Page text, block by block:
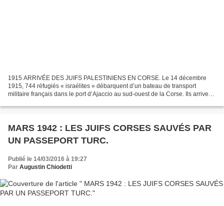
1915 ARRIVÉE DES JUIFS PALESTINIENS EN CORSE. Le 14 décembre
1915, 744 réfugiés « israélites » débarquent d’un bateau de transport
militaire français dans le port d’Ajaccio au sud-ouest de la Corse. Ils arrivent
MARS 1942 : LES JUIFS CORSES SAUVÉS PAR
UN PASSEPORT TURC.
Publié le 14/03/2016 à 19:27
Par Augustin Chiodetti